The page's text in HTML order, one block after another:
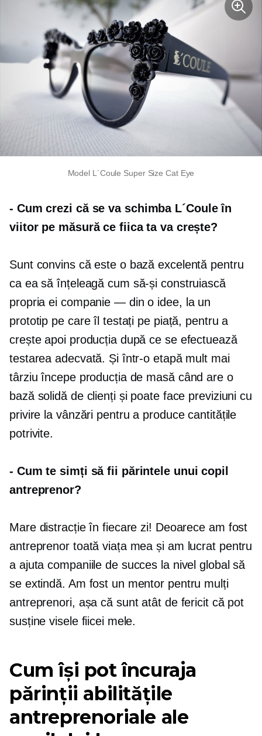
Model L´Coule Super Size Cat Eye
- Cum crezi că se va schimba L´Coule în
viitor pe măsură ce fiica ta va crește?
Sunt convins că este o bază excelentă pentru
ca ea să înțeleagă cum să-și construiască
propria ei companie — din o idee, la un
prototip pe care îl testați pe piață, pentru a
crește apoi producția după ce se efectuează
testarea adecvată. Și într-o etapă mult mai
târziu începe producția de masă când are o
bază solidă de clienți și poate face previziuni cu
privire la vânzări pentru a produce cantitățile
potrivite.
- Cum te simți să fii părintele unui copil
antreprenor?
Mare distracție în fiecare zi! Deoarece am fost
antreprenor toată viața mea și am lucrat pentru
a ajuta companiile de succes la nivel global să
se extindă. Am fost un mentor pentru mulți
antreprenori, așa că sunt atât de fericit că pot
susține visele fiicei mele.
Cum își pot încuraja
părinții abilitățile
antreprenoriale ale